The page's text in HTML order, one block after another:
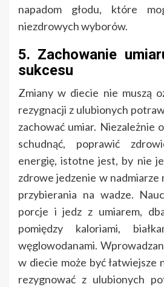
napadom głodu, które
niezdrowych wyborów.
5. Zachowanie
sukcesu
Zmiany w diecie nie muszą
rezygnacji z ulubionych
zachować umiar. Niezależnie
schudnąć, poprawić
energię, istotne jest, by nie
zdrowe jedzenie w nadmiarze
przybierania na wadze.
porcje i jedz z umiarem,
pomiędzy kaloriami,
węglowodanami.
w diecie może być łatwiejsze
rezygnować z ulubionych